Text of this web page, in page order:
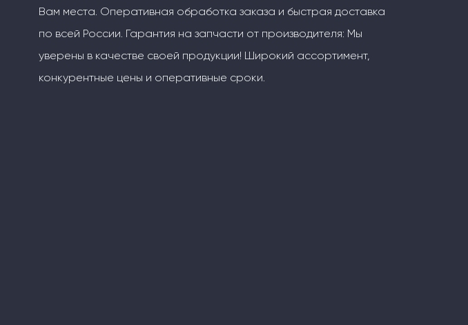
Вам места. Оперативная обработка заказа и быстрая доставка
по всей России. Гарантия на запчасти от производителя: Мы
уверены в качестве своей продукции! Широкий ассортимент,
конкурентные цены и оперативные сроки.